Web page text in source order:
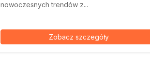
nowoczesnych trendów z...
Zobacz szczegóły